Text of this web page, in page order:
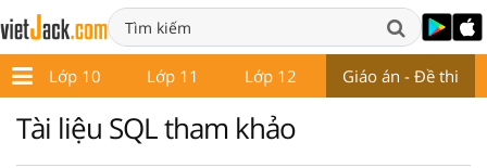
Lớp 10 Lớp 11 Lớp 12 Giáo án - Đề thi
Tài liệu SQL tham khảo